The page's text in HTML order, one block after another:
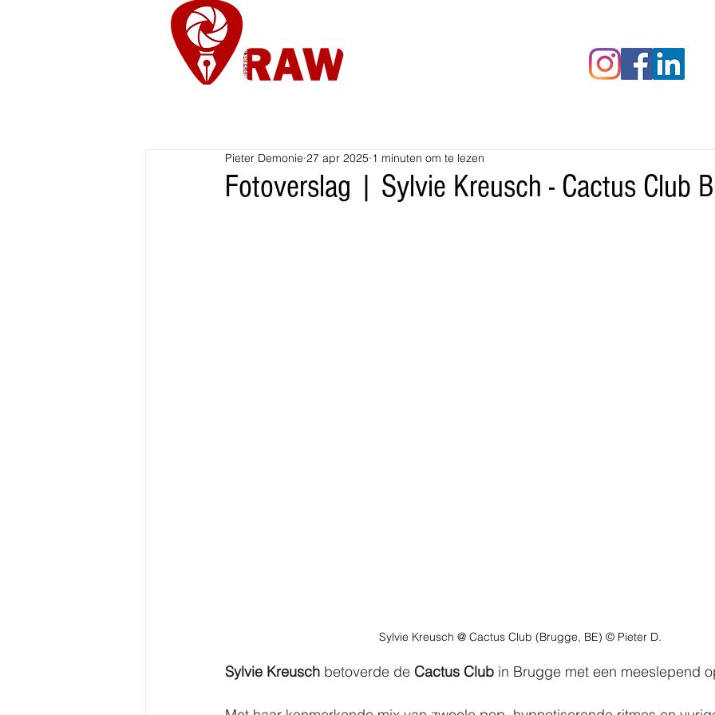
Fotoverslag | Sylvie Kreusch - Cactus Club
Pieter Demonie 27 apr 2025 1 minuten om te lezen
Sylvie Kreusch @ Cactus Club (Brugge, BE) © Pieter D.
Sylvie Kreusch betoverde de Cactus Club in Brugge met een meeslepend